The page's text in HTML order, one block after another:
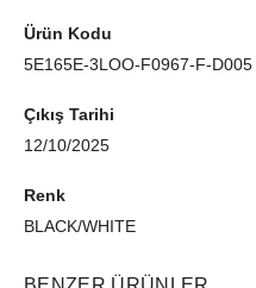
Ürün Kodu
5E165E-3LOO-F0967-F-D005
Çıkış Tarihi
12/10/2025
Renk
BLACK/WHITE